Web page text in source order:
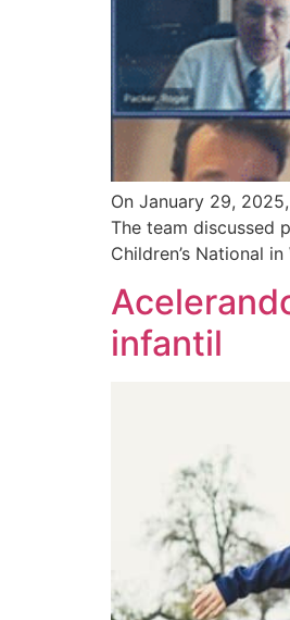
On January 29,
The team discussed
Children’s National
infantil